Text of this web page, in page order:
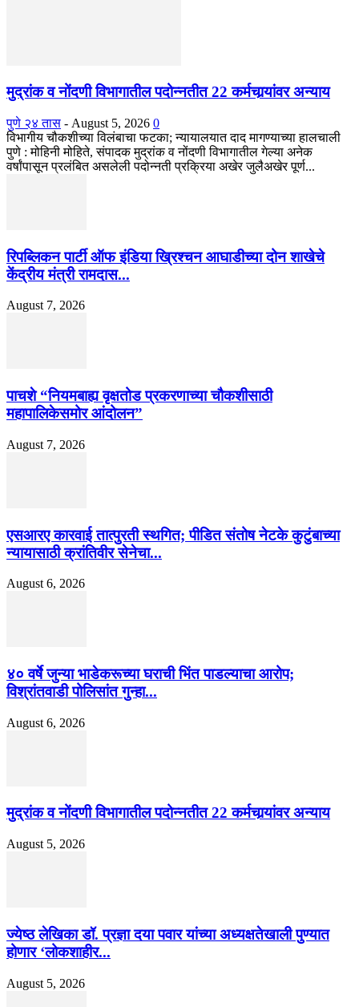
मुद्रांक व नोंदणी विभागातील पदोन्नतीत 22 कर्मचार्‍यांवर अन्याय
पुणे २४ तास - August 5, 2026 0
विभागीय चौकशीच्या विलंबाचा फटका; न्यायालयात दाद मागण्याच्या हालचाली
पुणे : मोहिनी मोहिते, संपादक मुद्रांक व नोंदणी विभागातील गेल्या अनेक
वर्षांपासून प्रलंबित असलेली पदोन्नती प्रक्रिया अखेर जुलैअखेर पूर्ण...
रिपब्लिकन पार्टी ऑफ इंडिया ख्रिश्चन आघाडीच्या दोन शाखेचे
केंद्रीय मंत्री रामदास...
August 7, 2026
पाचशे “नियमबाह्य वृक्षतोड प्रकरणाच्या चौकशीसाठी
महापालिकेसमोर आंदोलन”
August 7, 2026
एसआरए कारवाई तात्पुरती स्थगित; पीडित संतोष नेटके कुटुंबाच्या
न्यायासाठी क्रांतिवीर सेनेचा...
August 6, 2026
४० वर्षे जुन्या भाडेकरूच्या घराची भिंत पाडल्याचा आरोप;
विश्रांतवाडी पोलिसांत गुन्हा...
August 6, 2026
मुद्रांक व नोंदणी विभागातील पदोन्नतीत 22 कर्मचार्‍यांवर अन्याय
August 5, 2026
ज्येष्ठ लेखिका डॉ. प्रज्ञा दया पवार यांच्या अध्यक्षतेखाली पुण्यात
होणार ‘लोकशाहीर...
August 5, 2026